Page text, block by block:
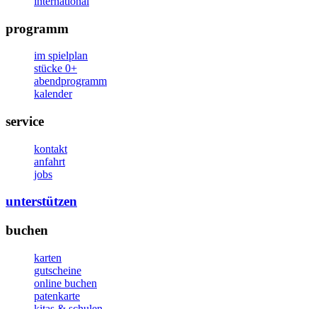
programm
im spielplan
stücke 0+
abendprogramm
kalender
service
kontakt
anfahrt
jobs
unterstützen
buchen
karten
gutscheine
online buchen
patenkarte